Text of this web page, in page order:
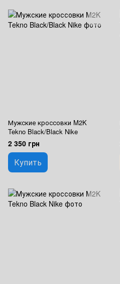
Мужские кроссовки M2K
Tekno Black/Black Nike
2 350 грн
Купить